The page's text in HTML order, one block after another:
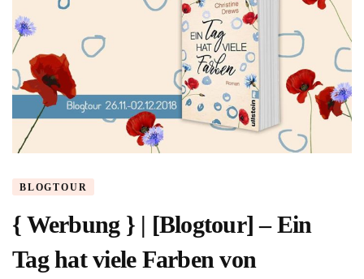
BLOGTOUR
{ Werbung } | [Blogtour] – Ein
Tag hat viele Farben von